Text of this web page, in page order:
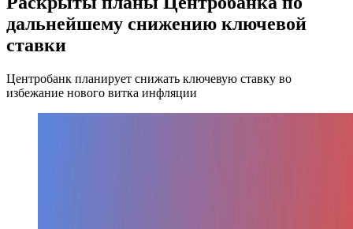
дальнейшему снижению ключевой
ставки
Центробанк планирует снижать ключевую ставку во
избежание нового витка инфляции